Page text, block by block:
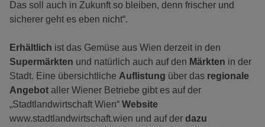
Das soll auch in Zukunft so bleiben, denn frischer und
sicherer geht es eben nicht“.
Erhältlich ist das Gemüse aus Wien derzeit in den
Supermärkten und natürlich auch auf den Märkten in der
Stadt. Eine übersichtliche Auflistung über das regionale
Angebot aller Wiener Betriebe gibt es auf der
„Stadtlandwirtschaft Wien“ Website
www.stadtlandwirtschaft.wien und auf der dazu